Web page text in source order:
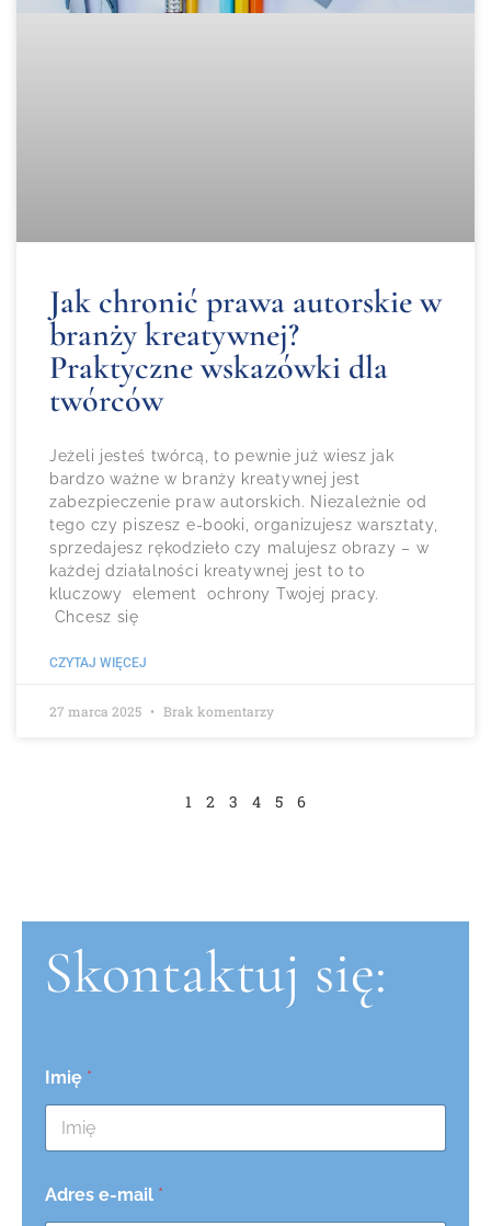
Jak chronić prawa autorskie w
branży kreatywnej?
Praktyczne wskazówki dla
twórców
Jeżeli jesteś twórcą, to pewnie już wiesz jak
bardzo ważne w branży kreatywnej jest
zabezpieczenie praw autorskich. Niezależnie od
tego czy piszesz e-booki, organizujesz warsztaty,
sprzedajesz rękodzieło czy malujesz obrazy – w
każdej działalności kreatywnej jest to to
kluczowy element ochrony Twojej pracy.
Chcesz się
CZYTAJ WIĘCEJ
27 marca 2025 Brak komentarzy
1 2 3 4 5 6
Skontaktuj się:
Imię *
Adres e-mail *